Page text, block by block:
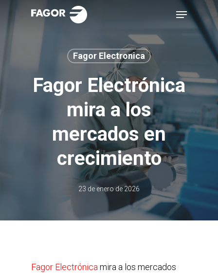
Menu
Fagor Electronica
Fagor Electrónica
mira a los
mercados en
crecimiento
23 de enero de 2026
Fagor Electrónica mira a los mercados